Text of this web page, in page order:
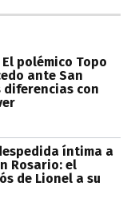
polémico Topo
ante San
diferencias con
íntima a
Rosario: el
de Lionel a su